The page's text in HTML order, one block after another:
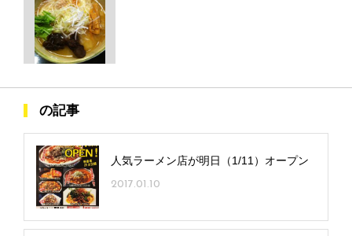
の記事
人気ラーメン店が明日（1/11）オープン
2017.01.10